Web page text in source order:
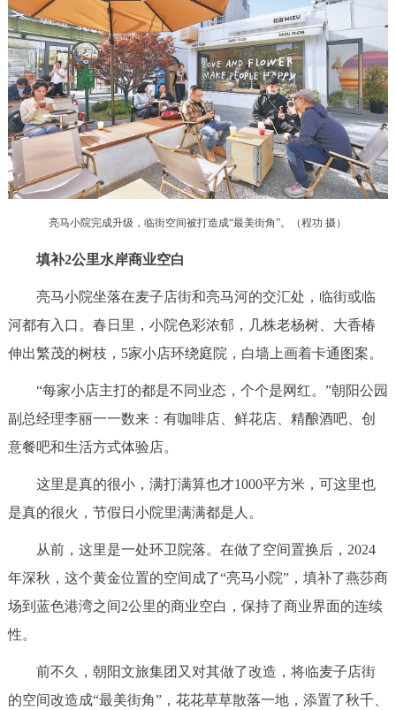
走进北京
北京概况 十六区概览 人文北京
绿色北京 图说北京 视频北京
多语种
DEUTSCH FRANÇAIS
ITALIANO
回到顶部
亮马小院完成升级，临街空间被打造成“最美街角”。（程功 摄）
填补2公里水岸商业空白
亮马小院坐落在麦子店街和亮马河的交汇处，临街或临
河都有入口。春日里，小院色彩浓郁，几株老杨树、大香椿
伸出繁茂的树枝，5家小店环绕庭院，白墙上画着卡通图案。
“每家小店主打的都是不同业态，个个是网红。”朝阳公园
副总经理李丽一一数来：有咖啡店、鲜花店、精酿酒吧、创
意餐吧和生活方式体验店。
这里是真的很小，满打满算也才1000平方米，可这里也
是真的很火，节假日小院里满满都是人。
从前，这里是一处环卫院落。在做了空间置换后，2024
年深秋，这个黄金位置的空间成了“亮马小院”，填补了燕莎商
场到蓝色港湾之间2公里的商业空白，保持了商业界面的连续
性。
前不久，朝阳文旅集团又对其做了改造，将临麦子店街
的空间改造成“最美街角”，花花草草散落一地，添置了秋千、